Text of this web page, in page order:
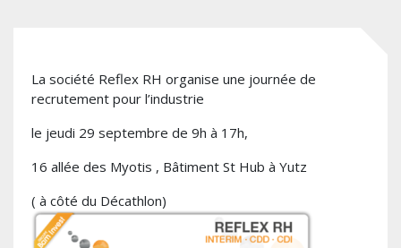
La société Reflex RH organise une journée de
recrutement pour l’industrie
le jeudi 29 septembre de 9h à 17h,
16 allée des Myotis , Bâtiment St Hub à Yutz
( à côté du Décathlon)